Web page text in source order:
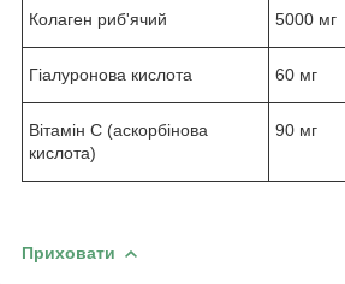
Колаген риб'ячий 5000 мг
Гіалуронова кислота 60 мг
Вітамін С (аскорбінова
кислота)
90 мг
Приховати